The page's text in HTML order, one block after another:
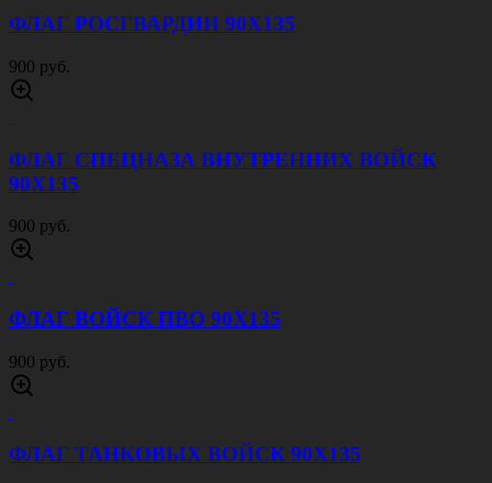
ФЛАГ РОСГВАРДИИ 90Х135
900 руб.
ФЛАГ СПЕЦНАЗА ВНУТРЕННИХ ВОЙСК
90Х135
900 руб.
ФЛАГ ВОЙСК ПВО 90Х135
900 руб.
ФЛАГ ТАНКОВЫХ ВОЙСК 90Х135